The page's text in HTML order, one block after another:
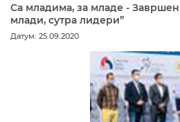
Са младима, за младе - Завршен
млади, сутра лидери”
Датум: 25.09.2020